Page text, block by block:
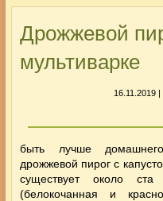
Дрожжевой
мультиварке
16.11.2019 |
быть лучше
дрожжевой пирог с
существует около
(белокочанная и